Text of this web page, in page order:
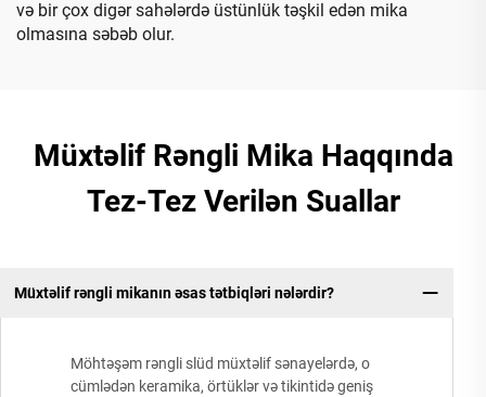
və bir çox digər sahələrdə üstünlük təşkil edən mika
olmasına səbəb olur.
Müxtəlif Rəngli Mika Haqqında
Tez-Tez Verilən Suallar
Müxtəlif rəngli mikanın əsas tətbiqləri nələrdir?
Möhtəşəm rəngli slüd müxtəlif sənayelərdə, o
cümlədən keramika, örtüklər və tikintidə geniş